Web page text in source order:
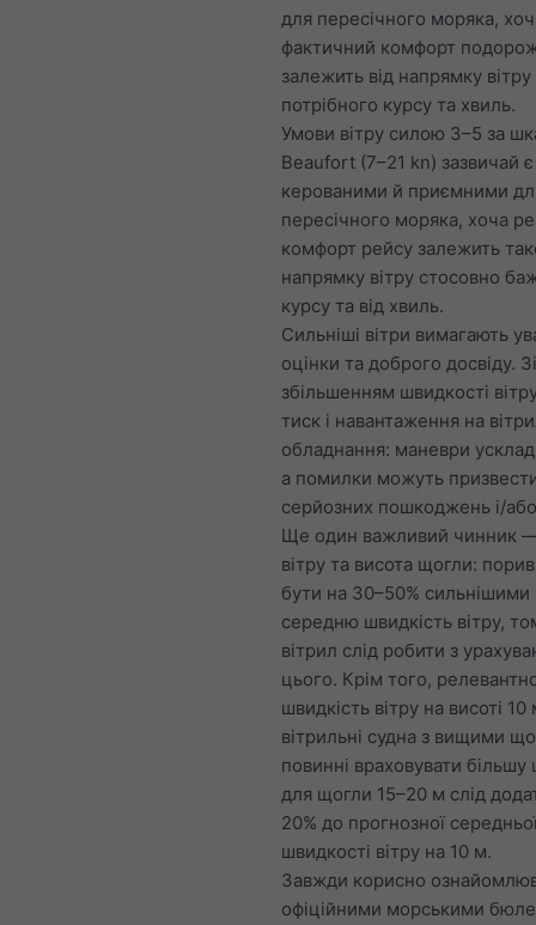
для пересічного моряка,
фактичний комфорт
залежить від напрямку
потрібного курсу та хвиль.
Умови вітру силою 3–5 за
Beaufort (7–21 kn) зазвичай є
керованими й приємними
пересічного моряка, хоча
комфорт рейсу залежить
напрямку вітру стосовно
курсу та від хвиль.
Сильніші вітри вимагають
оцінки та доброго досвіду. Зі
збільшенням швидкості
тиск і навантаження на
обладнання: маневри
а помилки можуть
серйозних пошкоджень і/
Ще один важливий чинник
вітру та висота щогли:
бути на 30–50% сильнішими
середню швидкість вітру,
вітрил слід робити з
цього. Крім того,
швидкість вітру на висоті
вітрильні судна з вищими
повинні враховувати більшу
для щогли 15–20 м слід
20% до прогнозної
швидкості вітру на 10 м.
Завжди корисно
офіційними морськими